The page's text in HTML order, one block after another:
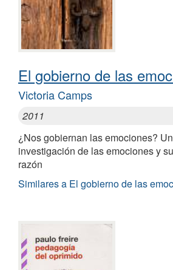
El gobierno de las
Victoria Camps
2011
¿Nos gobiernan las emociones?
investigación de las emociones y
razón
Similares a El gobierno de las